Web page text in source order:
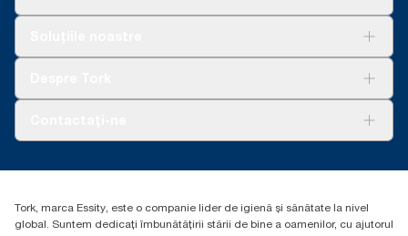
Essity Hungary Kft. Professional Hygiene
Budakeszi út 51.
Tork, marca Essity, este o companie lider de igienă și sănătate la nivel
global. Suntem dedicați îmbunătățirii stării de bine a oamenilor, cu ajutorul